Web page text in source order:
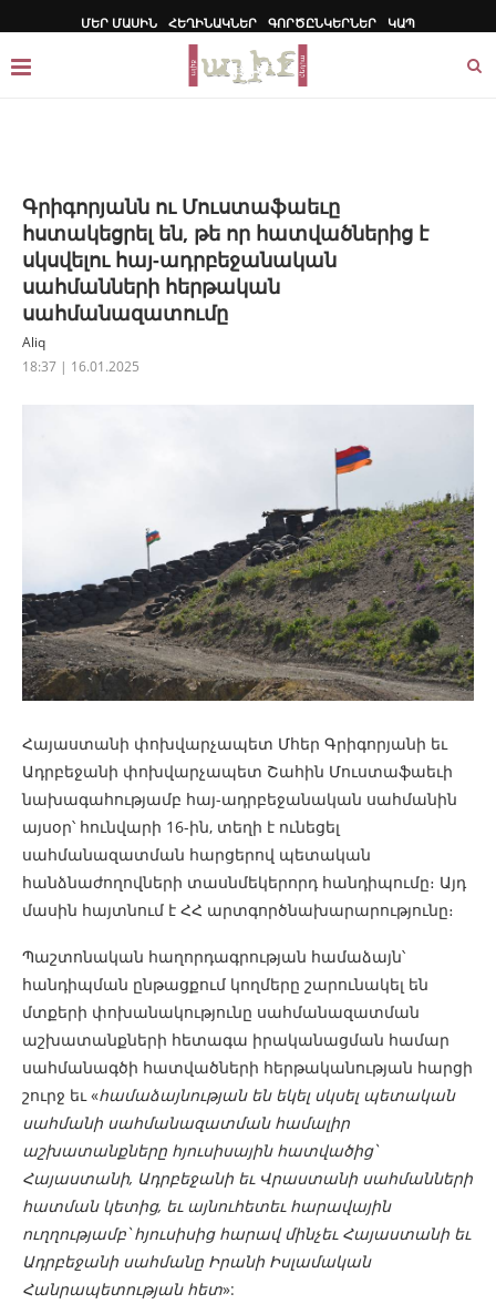
ՄԵՐ ՄԱՍԻՆ ՀԵՂԻՆԱԿՆԵՐ ԳՈՐԾԸՆԿԵՐՆԵՐ ԿԱՊ
Գրիգորյանն ու Մուստաֆաեւը
հստակեցրել են, թե որ հատվածներից է
սկսվելու հայ-ադրբեջանական
սահմանների հերթական
սահմանազատումը
Aliq
18:37 | 16.01.2025
Հայաստանի փոխվարչապետ Մհեր Գրիգորյանի եւ
Ադրբեջանի փոխվարչապետ Շահին Մուստաֆաեւի
նախագահությամբ հայ-ադրբեջանական սահմանին
այսօր՝ հունվարի 16-ին, տեղի է ունեցել
սահմանազատման հարցերով պետական
հանձնաժողովների տասնմեկերորդ հանդիպումը։ Այդ
մասին հայտնում է ՀՀ արտգործնախարարությունը։
Պաշտոնական հաղորդագրության համաձայն՝
հանդիպման ընթացքում կողմերը շարունակել են
մտքերի փոխանակությունը սահմանազատման
աշխատանքների հետագա իրականացման համար
սահմանագծի հատվածների հերթականության հարցի
շուրջ եւ «համաձայնության են եկել սկսել պետական
սահմանի սահմանազատման համալիր
աշխատանքները հյուսիսային հատվածից՝
Հայաստանի, Ադրբեջանի եւ Վրաստանի սահմանների
հատման կետից, եւ այնուհետեւ հարավային
ուղղությամբ՝ հյուսիսից հարավ մինչեւ Հայաստանի եւ
Ադրբեջանի սահմանը Իրանի Իսլամական
Հանրապետության հետ»: